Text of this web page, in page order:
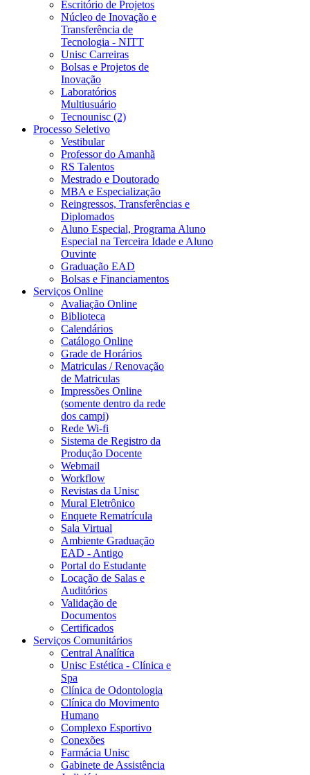
Escritório de Projetos
Núcleo de Inovação e
Transferência de
Tecnologia - NITT
Unisc Carreiras
Bolsas e Projetos de
Inovação
Laboratórios
Multiusuário
Tecnounisc (2)
Processo Seletivo
Vestibular
Professor do Amanhã
RS Talentos
Mestrado e Doutorado
MBA e Especialização
Reingressos, Transferências e
Diplomados
Aluno Especial, Programa Aluno
Especial na Terceira Idade e Aluno
Ouvinte
Graduação EAD
Bolsas e Financiamentos
Serviços Online
Avaliação Online
Biblioteca
Calendários
Catálogo Online
Grade de Horários
Matriculas / Renovação
de Matriculas
Impressões Online
(somente dentro da rede
dos campi)
Rede Wi-fi
Sistema de Registro da
Produção Docente
Webmail
Workflow
Revistas da Unisc
Mural Eletrônico
Enquete Rematrícula
Sala Virtual
Ambiente Graduação
EAD - Antigo
Portal do Estudante
Locação de Salas e
Auditórios
Validação de
Documentos
Certificados
Serviços Comunitários
Central Analítica
Unisc Estética - Clínica e
Spa
Clínica de Odontologia
Clínica do Movimento
Humano
Complexo Esportivo
Conexões
Farmácia Unisc
Gabinete de Assistência